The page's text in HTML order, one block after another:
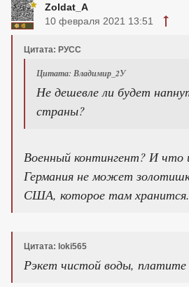
Zoldat_A
10 февраля 2021 13:51
Цитата: РУСС
Цитата: Владимир_2У
Не дешевле ли будет
страны?
Военный контингент? И что
Германия не может
США, которое там хранится.
Цитата: loki565
Рэкет чистой воды,